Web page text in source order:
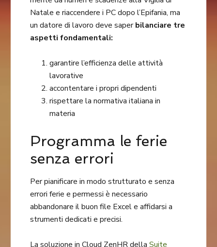
Natale e riaccendere i PC dopo l’Epifania, ma
un datore di lavoro deve saperbilanciare tre
aspetti fondamentali:
garantire l’efficienza delle attività
lavorative
accontentare i propri dipendenti
rispettare la normativa italiana in
materia
Programma le ferie
senza errori
Per pianificare in modo strutturato e senza
errori ferie e permessi è necessario
abbandonare il buon file Excel e affidarsi a
strumenti dedicati e precisi.
La soluzione in Cloud ZenHR dellaSuite